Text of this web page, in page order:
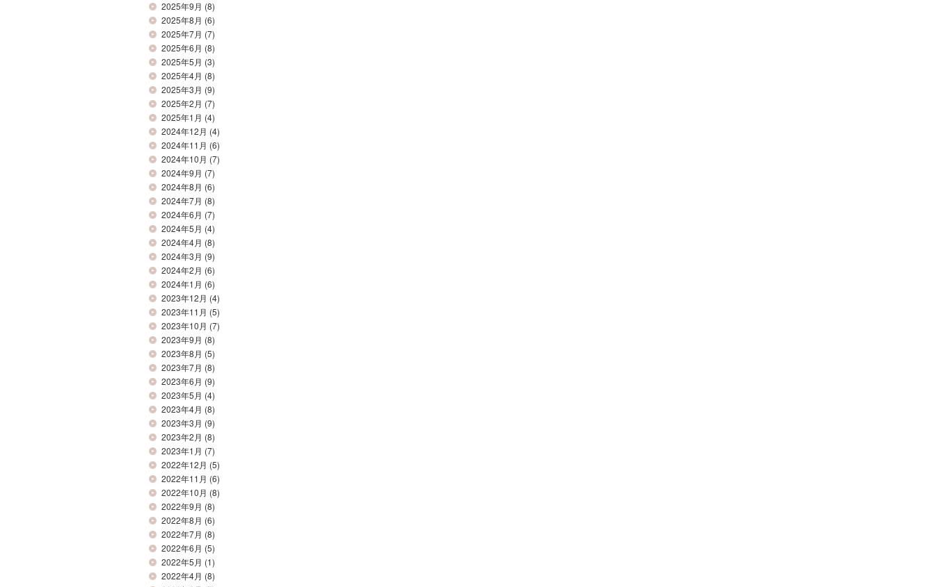
2025年9月 (8)
2025年8月 (6)
2025年7月 (7)
2025年6月 (8)
2025年5月 (3)
2025年4月 (8)
2025年3月 (9)
2025年2月 (7)
2025年1月 (4)
2024年12月 (4)
2024年11月 (6)
2024年10月 (7)
2024年9月 (7)
2024年8月 (6)
2024年7月 (8)
2024年6月 (7)
2024年5月 (4)
2024年4月 (8)
2024年3月 (9)
2024年2月 (6)
2024年1月 (6)
2023年12月 (4)
2023年11月 (5)
2023年10月 (7)
2023年9月 (8)
2023年8月 (5)
2023年7月 (8)
2023年6月 (9)
2023年5月 (4)
2023年4月 (8)
2023年3月 (9)
2023年2月 (8)
2023年1月 (7)
2022年12月 (5)
2022年11月 (6)
2022年10月 (8)
2022年9月 (8)
2022年8月 (6)
2022年7月 (8)
2022年6月 (5)
2022年5月 (1)
2022年4月 (8)